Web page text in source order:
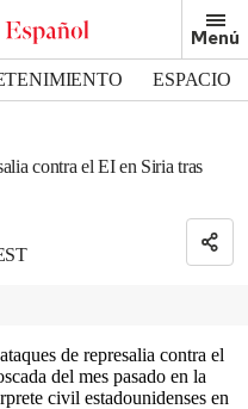
Menú
ESPACIO
contra el EI en Siria tras
de represalia contra el
del mes pasado en la
civil estadounidenses en